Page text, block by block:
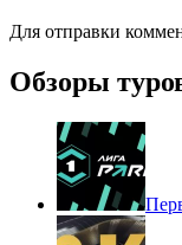
Для отправки
Обзоры